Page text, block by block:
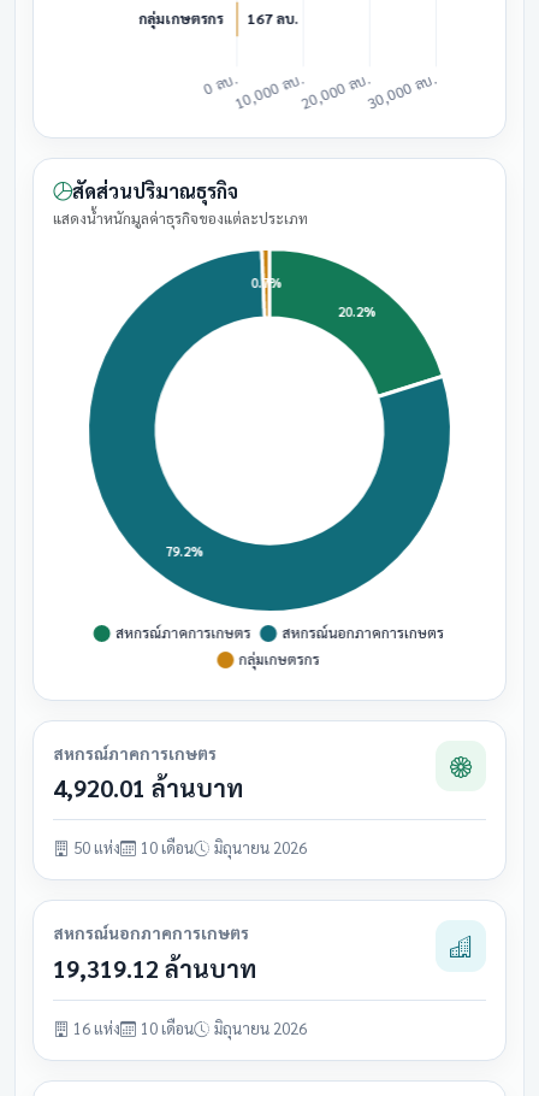
สัดส่วนปริมาณธุรกิจ
แสดงน้ำหนักมูลค่าธุรกิจของแต่ละประเภท
สหกรณ์ภาคการเกษตร
4,920.01 ล้านบาท
50 แห่ง 10 เดือน มิถุนายน 2026
สหกรณ์นอกภาคการเกษตร
19,319.12 ล้านบาท
16 แห่ง 10 เดือน มิถุนายน 2026